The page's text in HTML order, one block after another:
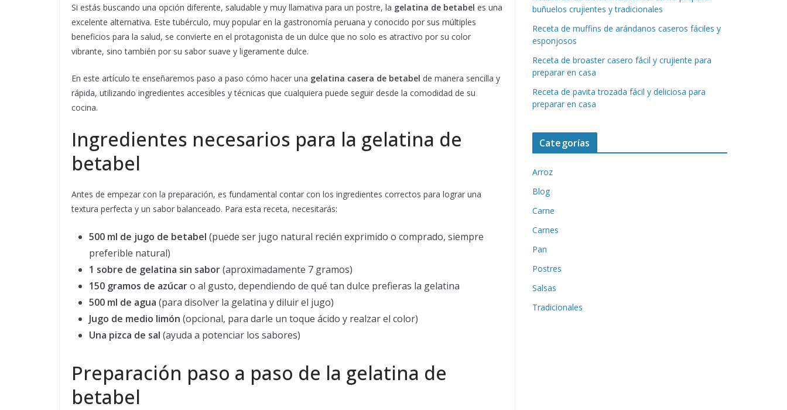
Si estás buscando una opción diferente, saludable y muy llamativa para un postre, la gelatina de betabel es una
excelente alternativa. Este tubérculo, muy popular en la gastronomía peruana y conocido por sus múltiples
beneficios para la salud, se convierte en el protagonista de un dulce que no solo es atractivo por su color
vibrante, sino también por su sabor suave y ligeramente dulce.
En este artículo te enseñaremos paso a paso cómo hacer una gelatina casera de betabel de manera sencilla y
rápida, utilizando ingredientes accesibles y técnicas que cualquiera puede seguir desde la comodidad de su
cocina.
Ingredientes necesarios para la gelatina de
betabel
Antes de empezar con la preparación, es fundamental contar con los ingredientes correctos para lograr una
textura perfecta y un sabor balanceado. Para esta receta, necesitarás:
500 ml de jugo de betabel (puede ser jugo natural recién exprimido o comprado, siempre
preferible natural)
1 sobre de gelatina sin sabor(aproximadamente 7 gramos)
150 gramos de azúcaro al gusto, dependiendo de qué tan dulce prefieras la gelatina
500 ml de agua (para disolver la gelatina y diluir el jugo)
Jugo de medio limón (opcional, para darle un toque ácido y realzar el color)
Una pizca de sal (ayuda a potenciar los sabores)
Preparación paso a paso de la gelatina de
betabel
buñuelos crujientes y tradicionales
Receta de muffins de arándanos caseros fáciles y
esponjosos
Receta de broaster casero fácil y crujiente para
preparar en casa
Receta de pavita trozada fácil y deliciosa para
preparar en casa
Categorías
Arroz
Blog
Carne
Carnes
Pan
Postres
Salsas
Tradicionales